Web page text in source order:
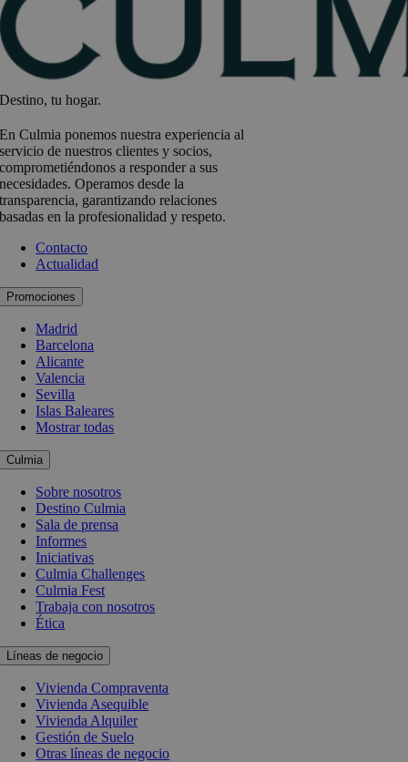
Destino, tu hogar.
En Culmia ponemos nuestra experiencia al
servicio de nuestros clientes y socios,
comprometiéndonos a responder a sus
necesidades. Operamos desde la
transparencia, garantizando relaciones
basadas en la profesionalidad y respeto.
Contacto
Actualidad
Promociones
Madrid
Barcelona
Alicante
Valencia
Sevilla
Islas Baleares
Mostrar todas
Culmia
Sobre nosotros
Destino Culmia
Sala de prensa
Informes
Iniciativas
Culmia Challenges
Culmia Fest
Trabaja con nosotros
Ética
Líneas de negocio
Vivienda Compraventa
Vivienda Asequible
Vivienda Alquiler
Gestión de Suelo
Otras líneas de negocio